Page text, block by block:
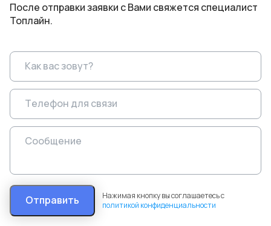
После отправки заявки с Вами свяжется специалист
Топлайн.
Отправить
Нажимая кнопку вы соглашаетесь с
политикой конфиденциальности